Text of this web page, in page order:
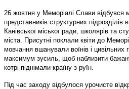
26 жовтня у Меморіалі Слави відбувся
представників структурних підрозділів
Канівської міської ради, школярів та
міста. Присутні поклали квіти до
мовчання вшанували воїнів і
максимум зусиль, щоб наблизити
котрі піднімали країну з руїн.
Під час заходу відбулося урочисте